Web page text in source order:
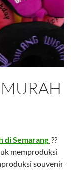
di Semarang ??
memproduksi
souvenir